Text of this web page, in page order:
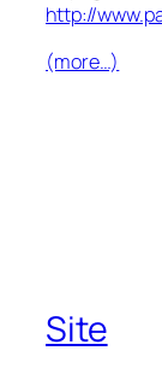
http://
(more…)
Site